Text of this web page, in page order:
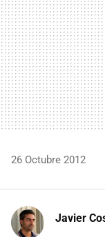
26 Octubre 2012
Javier